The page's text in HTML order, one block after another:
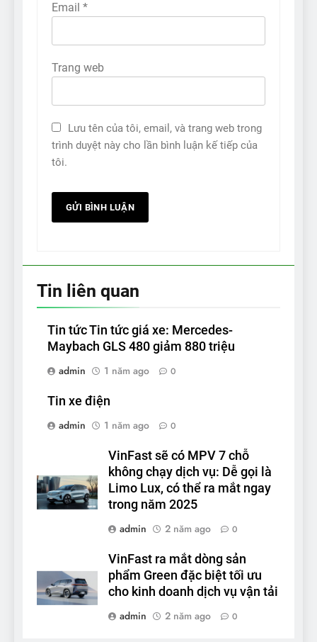
Email *
Trang web
Lưu tên của tôi, email, và trang web trong
trình duyệt này cho lần bình luận kế tiếp của
tôi.
Tin liên quan
Tin tức Tin tức giá xe: Mercedes-
Maybach GLS 480 giảm 880 triệu
admin
1 năm ago 0
Tin xe điện
admin
1 năm ago 0
VinFast sẽ có MPV 7 chỗ
không chạy dịch vụ: Dễ gọi là
Limo Lux, có thể ra mắt ngay
trong năm 2025
admin
2 năm ago 0
VinFast ra mắt dòng sản
phẩm Green đặc biệt tối ưu
cho kinh doanh dịch vụ vận tải
admin
2 năm ago 0